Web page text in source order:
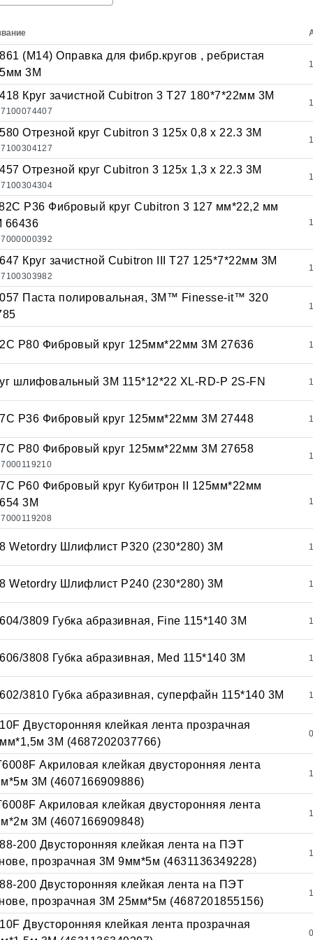
(М14) Оправка для фибр.кругов , ребристая
3М
Круг зачистной Cubitron 3 T27 180*7*22мм 3М
Отрезной круг Cubitron 3 125x 0,8 x 22.3 3М
Отрезной круг Cubitron 3 125x 1,3 x 22.3 3М
Р36 Фибровый круг Cubitron 3 127 мм*22,2 мм
66436
Круг зачистной Cubitron III T27 125*7*22мм 3М
Паста полировальная, 3M™ Finesse-it™ 320
Р80 Фибровый круг 125мм*22мм 3М 27636
шлифовальный 3М 115*12*22 XL-RD-P 2S-FN
Р36 Фибровый круг 125мм*22мм 3М 27448
Р80 Фибровый круг 125мм*22мм 3М 27658
Р60 Фибровый круг Кубитрон II 125мм*22мм
3М
Wetordry Шлифлист Р320 (230*280) 3М
Wetordry Шлифлист Р240 (230*280) 3М
3809 Губка абразивная, Fine 115*140 3М
3808 Губка абразивная, Med 115*140 3М
3810 Губка абразивная, суперфайн 115*140 3М
Двусторонняя клейкая лента прозрачная
3М (4687202037766)
Акриловая клейкая двусторонняя лента
3М (4607166909886)
Акриловая клейкая двусторонняя лента
3М (4607166909848)
200 Двусторонняя клейкая лента на ПЭТ
прозрачная 3М 9мм*5м (4631136349228)
200 Двусторонняя клейкая лента на ПЭТ
прозрачная 3М 25мм*5м (4687201855156)
Двусторонняя клейкая лента прозрачная